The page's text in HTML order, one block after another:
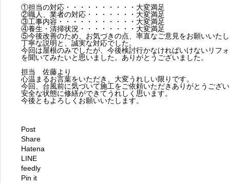
お盆に伴う休業のお知らせ
2026.07.30
髪型自由
川崎市でリノベーションを検討する方
へ｜後悔しない計画の立て方と相談先
の選び方
2026.07.01
NEW
2021.04.25
お客様アンケート405
2026.01.25
藤沢市でリノベーションを検討する方
へ｜費用・進め方・会社選びのポイン
2026.08.01
川崎市でリノベーションを検討する方
へ｜後悔しない計画の立て方と相談先
の選び方
2026.07.01
NEW
2021.04.25
クーリング・オフ手続きのお知らせ
2024.04.26
①担当の対応・・・・・・・・・・大変満足
②職人、業者の対応・・・・・・・大変満足
③工事内容・・・・・・・・・・・大変満足
④養生・清掃状況・・・・・・・・大変満足
⑤今後改善のため、お気づきの点、率直なご意見をお願いいた
丁寧な説明と、誠実な対応でした。
今回は屋根のみでしたが、今後検討行かなければいけないリフ
を聞いてみたいと思いました。ありがとうございました。
担当 佐藤より
心温まるお言葉をいただき、大変うれしい限りです。
今回、台風前に気づいて施工をご依頼いただきありがとうござ
安全な状態に修繕ができてうれしく思います。
今後ともよろしくお願いいたします。
Post
Share
Hatena
LINE
feedly
Pin it